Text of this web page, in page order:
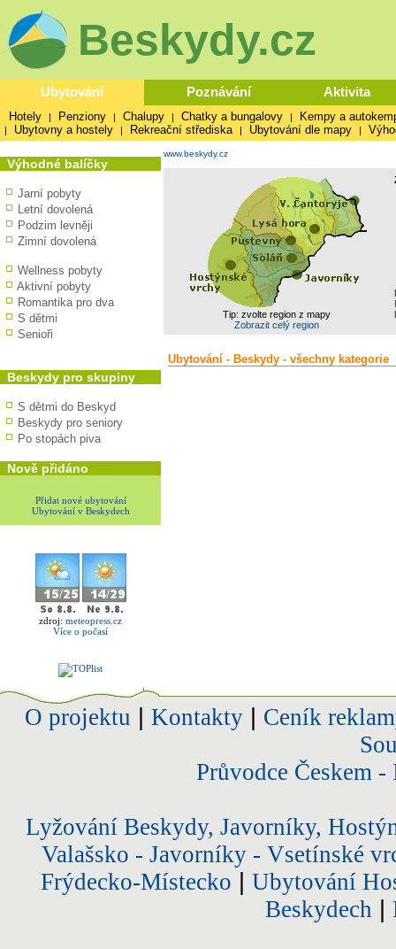
Beskydy.cz
Ubytování Poznávání Aktivita
Hotely | Penziony | Chalupy | Chatky a bungalovy | Kempy a
| Ubytovny a hostely | Rekreační střediska | Ubytování dle mapy |
Výhodné balíčky
Jarní pobyty
Letní dovolená
Podzim levněji
Zimní dovolená
Wellness pobyty
Aktivní pobyty
Romantika pro dva
S dětmi
Senioři
Beskydy pro skupiny
S dětmi do Beskyd
Beskydy pro seniory
Po stopách piva
Nově přidáno
Přidat nové ubytování
Ubytování v Beskydech
zdroj: meteopress.cz
Více o počasí
www.beskydy.cz
Tip: zvolte region z mapy
Zobrazit celý region
Ubytování - Beskydy - všechny kategorie
O projektu Kontakty| Ceník
Průvodce Českem
Lyžování Beskydy, Javorníky,
Valašsko - Javorníky - Vsetínské
Frýdecko-Místecko
Ubytování
Beskydech